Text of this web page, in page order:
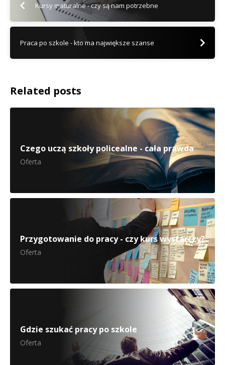
Kursy maturalne - czy są nam potrzebne
Praca po szkole - kto ma największe szanse
Related posts
Czego uczą szkoły policealne - cała prawda
Oferta
Przygotowanie do pracy - czy kurs wystarczy?
Oferta
Gdzie szukać pracy po szkole
Oferta